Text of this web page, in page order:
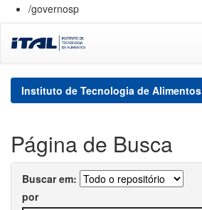
/governosp
navigation
Instituto de Tecnologia de Alimentos
Página de Busca
Buscar em:
por